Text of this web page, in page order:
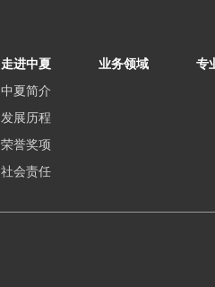
走进中夏
中夏简介
发展历程
荣誉奖项
社会责任
业务领域 专